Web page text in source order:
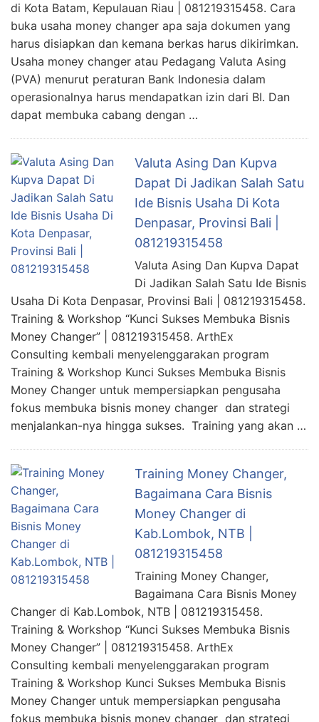
di Kota Batam, Kepulauan Riau | 081219315458. Cara
buka usaha money changer apa saja dokumen yang
harus disiapkan dan kemana berkas harus dikirimkan.
Usaha money changer atau Pedagang Valuta Asing
(PVA) menurut peraturan Bank Indonesia dalam
operasionalnya harus mendapatkan izin dari BI. Dan
dapat membuka cabang dengan …
Valuta Asing Dan Kupva
Dapat Di Jadikan Salah Satu
Ide Bisnis Usaha Di Kota
Denpasar, Provinsi Bali |
081219315458
Valuta Asing Dan Kupva Dapat
Di Jadikan Salah Satu Ide Bisnis
Usaha Di Kota Denpasar, Provinsi Bali | 081219315458.
Training & Workshop “Kunci Sukses Membuka Bisnis
Money Changer” | 081219315458. ArthEx
Consulting kembali menyelenggarakan program
Training & Workshop Kunci Sukses Membuka Bisnis
Money Changer untuk mempersiapkan pengusaha
fokus membuka bisnis money changer dan strategi
menjalankan-nya hingga sukses. Training yang akan …
Training Money Changer,
Bagaimana Cara Bisnis
Money Changer di
Kab.Lombok, NTB |
081219315458
Training Money Changer,
Bagaimana Cara Bisnis Money
Changer di Kab.Lombok, NTB | 081219315458.
Training & Workshop “Kunci Sukses Membuka Bisnis
Money Changer” | 081219315458. ArthEx
Consulting kembali menyelenggarakan program
Training & Workshop Kunci Sukses Membuka Bisnis
Money Changer untuk mempersiapkan pengusaha
fokus membuka bisnis money changer dan strategi